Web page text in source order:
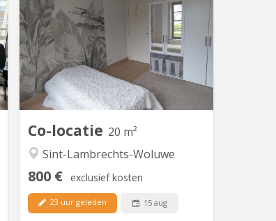
Co-locatie 20 m²
Sint-Lambrechts-Woluwe
800 € exclusief kosten
23 uur geleden 15 aug
Alternative idéale aux colocations de 6
à 8 personnes: seulement 3 occupants
dans un appartement spacieux de 120
m² avec salle de bain privative. Version
Française 🏡 Grande chambre de 16 m²
avec salle de bain et toilette privatives
dans un appartement spacieux de 120
m² à Woluwe-Saint-Lambert...